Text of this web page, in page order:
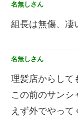
名無しさん
組長は無傷、凄
名無しさん
理髪店からして
この前のサンシ
えず外でやって